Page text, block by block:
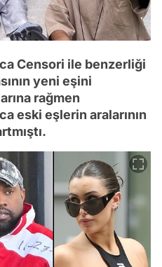
Censori ile benzerliği
yeni eşini
rağmen
eski eşlerin aralarının